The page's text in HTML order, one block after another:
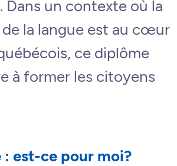
Dans un contexte où la
la langue est au cœur
ce diplôme
à former les citoyens
est-ce pour moi?